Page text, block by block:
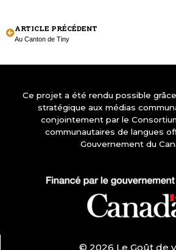
ARTICLE PRÉCÉDENT
Au Canton de Tiny
Ce projet a été rendu possible grâce
stratégique aux médias
conjointement par le
communautaires de langues
Gouvernement du
© 2026 Le Goût de